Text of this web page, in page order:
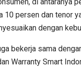
10 persen dan tenor
dengan
bekerja sama
Warranty Smart